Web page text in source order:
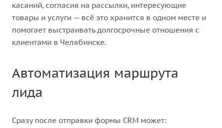
касаний, согласия на рассылки, интересующие
товары и услуги — всё это хранится в одном месте и
помогает выстраивать долгосрочные отношения с
клиентами в Челябинске.
Автоматизация маршрута
лида
Сразу после отправки формы CRM может: